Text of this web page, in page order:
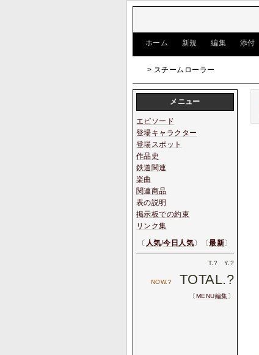
ホーム 新規 編集 添付
> スチームローラー
メニュー
エピソード
登場キャラクター
登場スポット
作品史
鉄道関連
楽曲
関連商品
表の説明
掲示板での約束
リンク集
〔 人気/今日人気〕〔最新〕
T. ? Y. ?
NOW.? TOTAL.?
〔MENU編集〕